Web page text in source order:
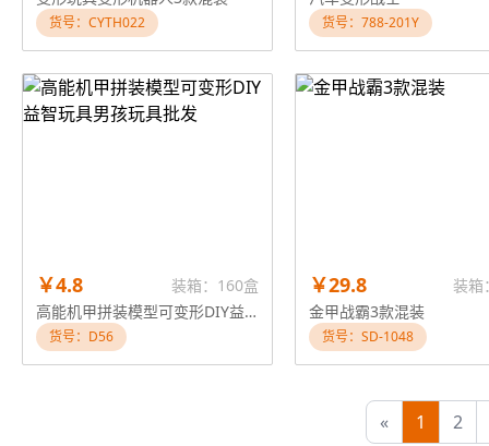
货号：CYTH022 货号：788-201Y
￥4.8
装箱：160盒
高能机甲拼装模型可变形DIY益智玩具男孩玩具批发
货号：D56
￥29.8
装箱
金甲战霸3款混装
货号：SD-1048
« 1 2